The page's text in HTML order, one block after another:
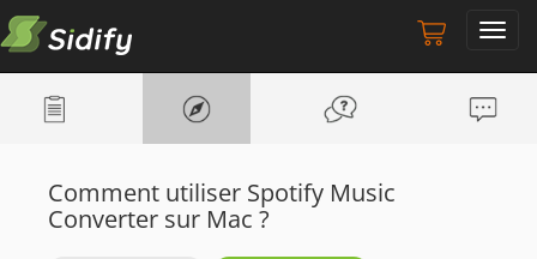
Comment utiliser Spotify Music
Converter sur Mac ?